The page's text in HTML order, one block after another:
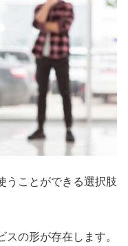
うことができる選択肢
の形が存在します。